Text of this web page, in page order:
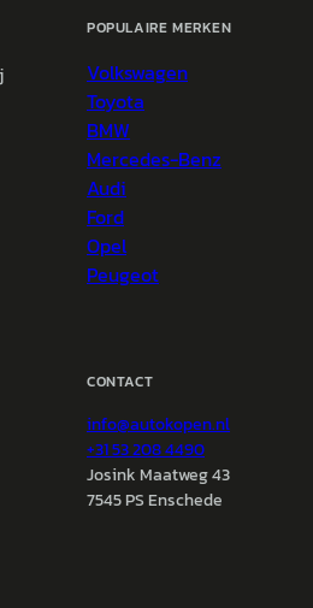
POPULAIRE MERKEN
Volkswagen
Toyota
BMW
Mercedes-Benz
Audi
Ford
Opel
Peugeot
CONTACT
info@autokopen.nl
+31 53 208 4490
Josink Maatweg 43
7545 PS Enschede